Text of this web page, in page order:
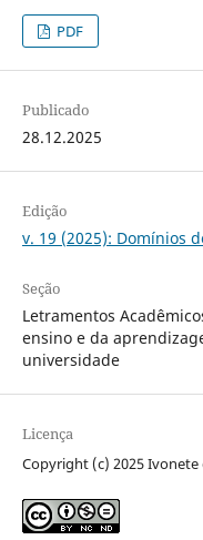
PDF
Publicado
28.12.2025
Edição
v. 19 (2025): Domínios
Seção
Letramentos
ensino e da
universidade
Licença
Copyright (c) 2025 Ivonete